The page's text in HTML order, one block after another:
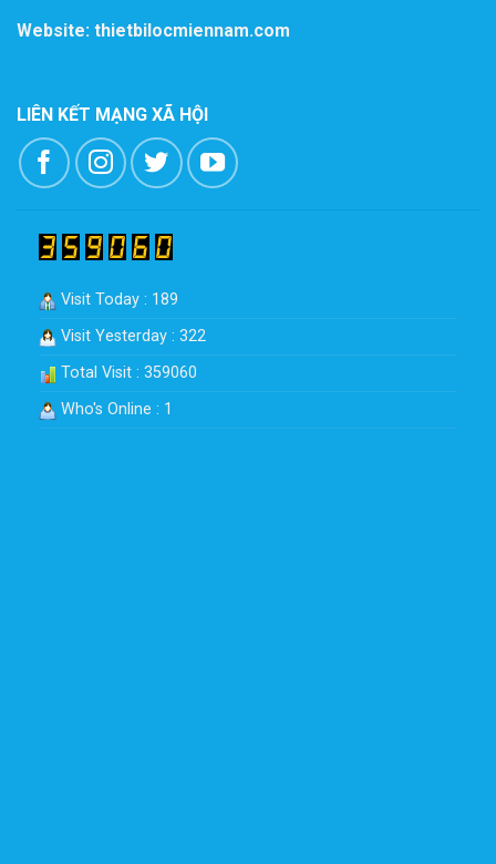
Website: thietbilocmiennam.com
LIÊN KẾT MẠNG XÃ HỘI
Visit Today : 189
Visit Yesterday : 322
Total Visit : 359060
Who's Online : 1